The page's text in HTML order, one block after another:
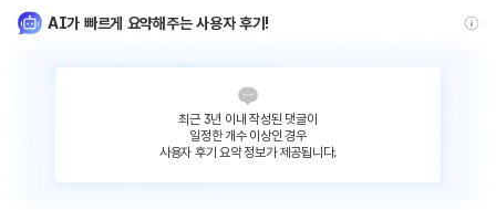
AI가 빠르게 요약해주는 사용자 후기!
최근 3년 이내 작성된 댓글이
일정한 개수 이상인 경우
사용자 후기 요약 정보가 제공됩니다.